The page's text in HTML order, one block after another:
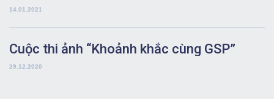
14.01.2021
Cuộc thi ảnh “Khoảnh khắc cùng GSP”
29.12.2020